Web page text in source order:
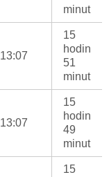
minut
13:07
15
hodin
51
minut
13:07
15
hodin
49
minut
15